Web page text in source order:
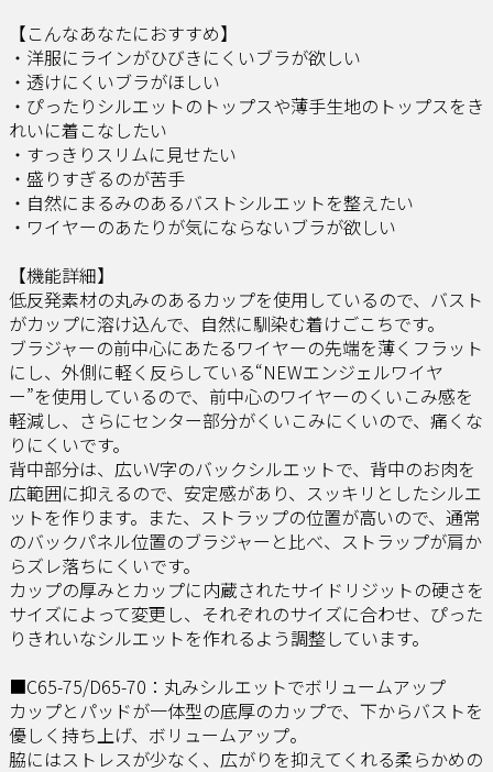
【こんなあなたにおすすめ】
・洋服にラインがひびきにくいブラが欲しい
・透けにくいブラがほしい
・ぴったりシルエットのトップスや薄手生地のトップスをき
れいに着こなしたい
・すっきりスリムに見せたい
・盛りすぎるのが苦手
・自然にまるみのあるバストシルエットを整えたい
・ワイヤーのあたりが気にならないブラが欲しい
【機能詳細】
低反発素材の丸みのあるカップを使用しているので、バスト
がカップに溶け込んで、自然に馴染む着けごこちです。
ブラジャーの前中心にあたるワイヤーの先端を薄くフラット
にし、外側に軽く反らしている“NEWエンジェルワイヤ
ー”を使用しているので、前中心のワイヤーのくいこみ感を
軽減し、さらにセンター部分がくいこみにくいので、痛くな
りにくいです。
背中部分は、広いV字のバックシルエットで、背中のお肉を
広範囲に抑えるので、安定感があり、スッキリとしたシルエ
ットを作ります。また、ストラップの位置が高いので、通常
のバックパネル位置のブラジャーと比べ、ストラップが肩か
らズレ落ちにくいです。
カップの厚みとカップに内蔵されたサイドリジットの硬さを
サイズによって変更し、それぞれのサイズに合わせ、ぴった
りきれいなシルエットを作れるよう調整しています。
■C65-75/D65-70：丸みシルエットでボリュームアップ
カップとパッドが一体型の底厚のカップで、下からバストを
優しく持ち上げ、ボリュームアップ。
脇にはストレスが少なく、広がりを抑えてくれる柔らかめの